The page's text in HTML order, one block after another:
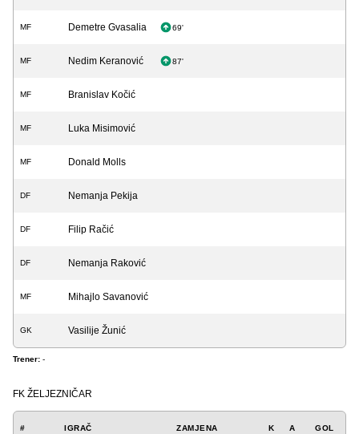
MF Demetre Gvasalia 69'
MF Nedim Keranović 87'
MF Branislav Kočić
MF Luka Misimović
MF Donald Molls
DF Nemanja Pekija
DF Filip Račić
DF Nemanja Raković
MF Mihajlo Savanović
GK Vasilije Žunić
Trener: -
FK ŽELJEZNIČAR
# IGRAČ ZAMJENA K A GOL